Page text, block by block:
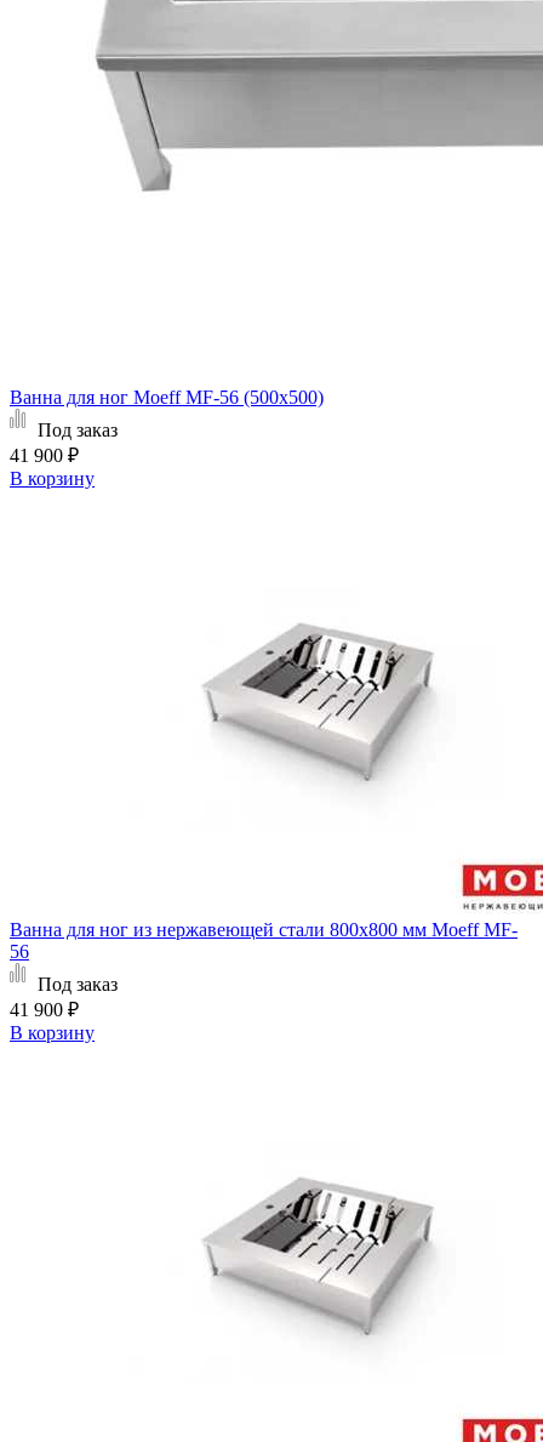
Ванна для ног Moeff MF-56 (500х500)
Под заказ
41 900 ₽
В корзину
Ванна для ног из нержавеющей стали 800х800 мм Moeff MF-
56
Под заказ
41 900 ₽
В корзину